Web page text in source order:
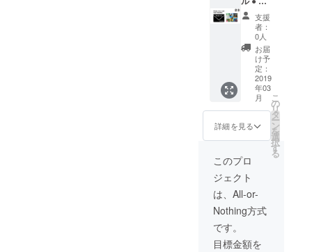
本に住
んでい
ればハ
イビス
カスの
写真集
を各3冊
とカレ
ンダー3
冊を
持っ
て、直
接
YUNTA
WAYが
逢いに
行き感
謝の気
持ちを
支援
者：
0人
お届
け予
定：
2019
年03
月
詳細を見る
こ
の
リ
タ
ー
ン
を
選
択
す
る
このプロ
ジェクト
は、All-or-
Nothing方式
です。
目標金額を